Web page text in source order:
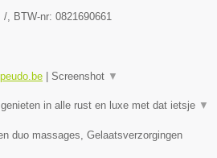
/, BTW-nr: 0821690661
Screenshot ▼
in alle rust en luxe met dat ietsje ▼
duo massages, Gelaatsverzorgingen